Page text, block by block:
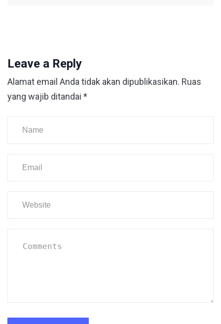
Leave a Reply
Alamat email Anda tidak akan dipublikasikan. Ruas
yang wajib ditandai *